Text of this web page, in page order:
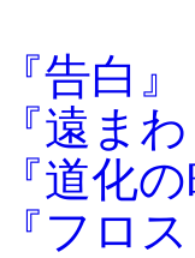
『告白』
『遠ま
『道化
『フロ